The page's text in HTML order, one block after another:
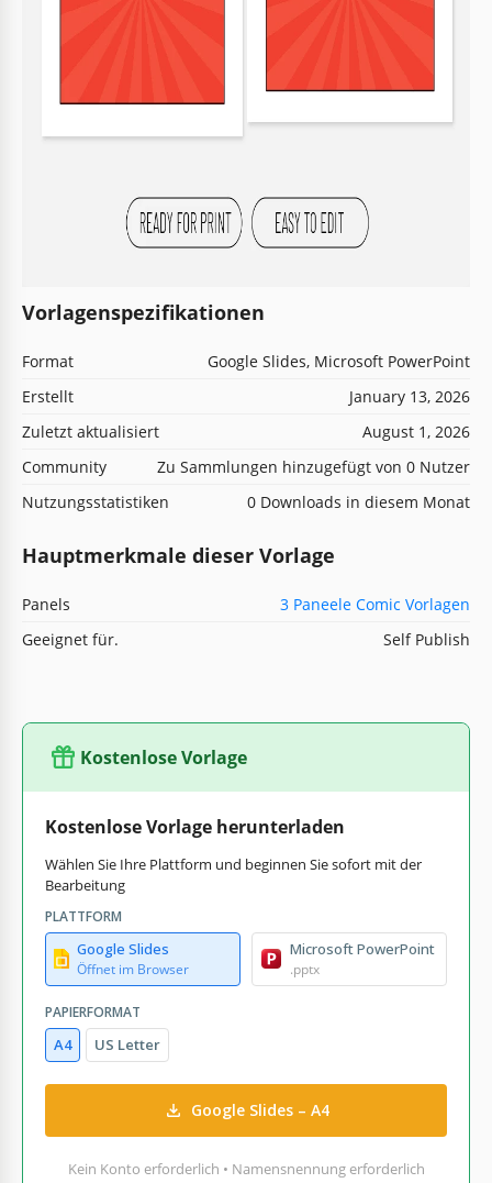
Vorlagenspezifikationen
Format
Google Slides, Microsoft PowerPoint
Erstellt
January 13, 2026
Zuletzt aktualisiert
August 1, 2026
Community
Zu Sammlungen hinzugefügt von 0 Nutzer
Nutzungsstatistiken
0 Downloads in diesem Monat
Hauptmerkmale dieser Vorlage
Panels
3 Paneele Comic Vorlagen
Geeignet für.
Self Publish
Kostenlose Vorlage
Kostenlose Vorlage herunterladen
Wählen Sie Ihre Plattform und beginnen Sie sofort mit der
Bearbeitung
PLATTFORM
Google Slides
Öffnet im Browser
Microsoft PowerPoint
.pptx
PAPIERFORMAT
A4 US Letter
Google Slides – A4
Kein Konto erforderlich • Namensnennung erforderlich